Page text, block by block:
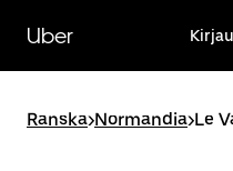
siirry
pääsisältöön
Uber
Ranska>Normandia>Le